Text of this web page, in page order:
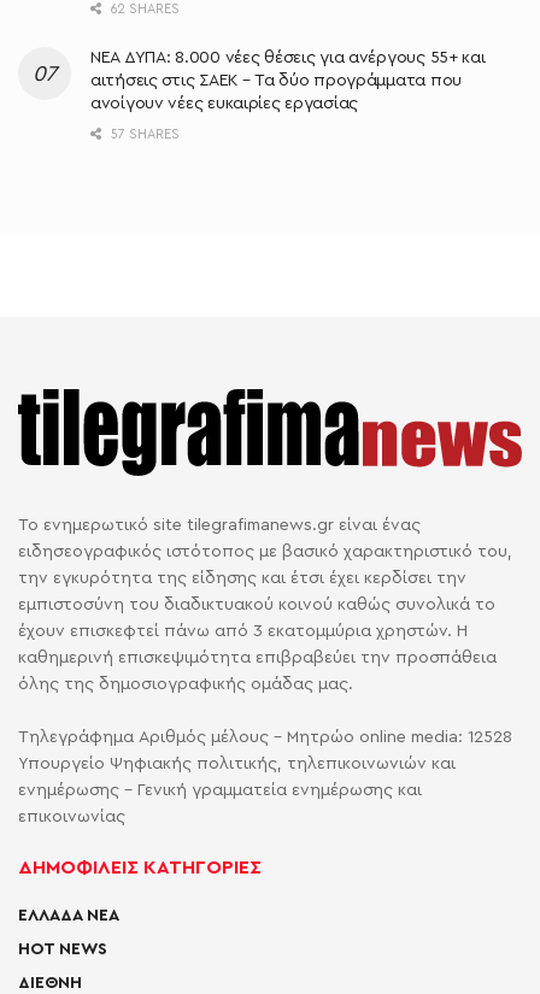
62 SHARES
ΝΕΑ ΔΥΠΑ: 8.000 νέες θέσεις για ανέργους 55+ και
αιτήσεις στις ΣΑΕΚ – Τα δύο προγράμματα που
ανοίγουν νέες ευκαιρίες εργασίας
57 SHARES
Το ενημερωτικό site tilegrafimanews.gr είναι ένας
ειδησεογραφικός ιστότοπος με βασικό χαρακτηριστικό του,
την εγκυρότητα της είδησης και έτσι έχει κερδίσει την
εμπιστοσύνη του διαδικτυακού κοινού καθώς συνολικά το
έχουν επισκεφτεί πάνω από 3 εκατομμύρια χρηστών. Η
καθημερινή επισκεψιμότητα επιβραβεύει την προσπάθεια
όλης της δημοσιογραφικής ομάδας μας.
Τηλεγράφημα Αριθμός μέλους - Μητρώο online media: 12528
Υπουργείο Ψηφιακής πολιτικής, τηλεπικοινωνιών και
ενημέρωσης - Γενική γραμματεία ενημέρωσης και
επικοινωνίας
ΔΗΜΟΦΙΛΕΙΣ ΚΑΤΗΓΟΡΙΕΣ
ΕΛΛΑΔΑ ΝΕΑ
HOT NEWS
ΔΙΕΘΝΗ